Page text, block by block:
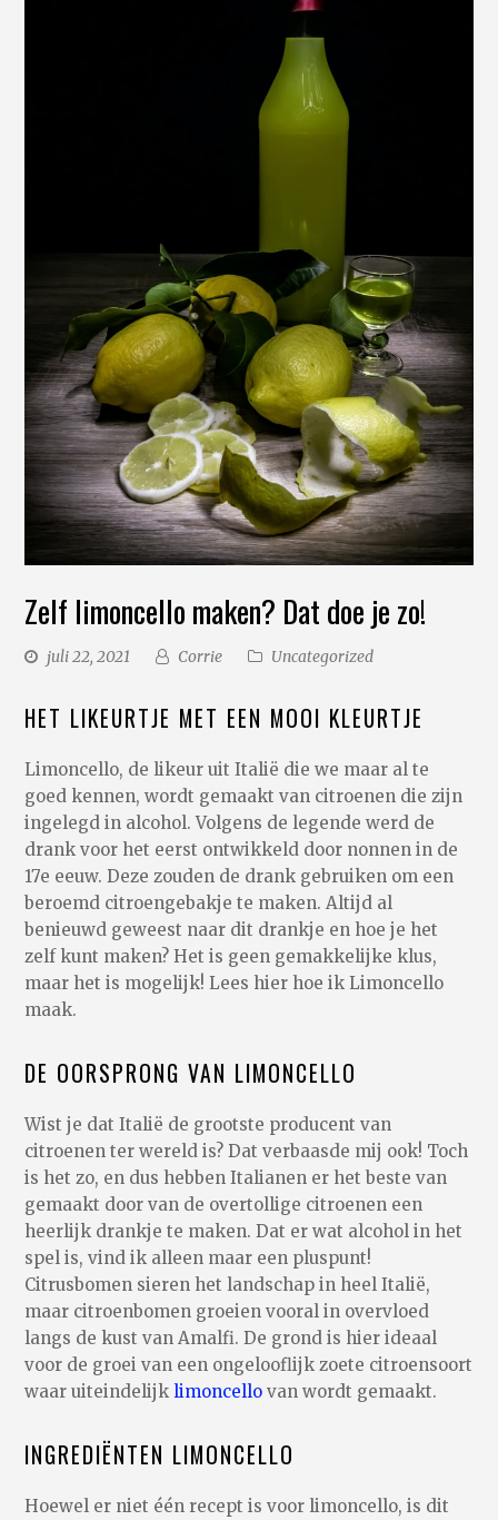
Zelf limoncello maken? Dat doe je zo!
juli 22, 2021 Corrie Uncategorized
HET LIKEURTJE MET EEN MOOI KLEURTJE
Limoncello, de likeur uit Italië die we maar al te
goed kennen, wordt gemaakt van citroenen die zijn
ingelegd in alcohol. Volgens de legende werd de
drank voor het eerst ontwikkeld door nonnen in de
17e eeuw. Deze zouden de drank gebruiken om een
beroemd citroengebakje te maken. Altijd al
benieuwd geweest naar dit drankje en hoe je het
zelf kunt maken? Het is geen gemakkelijke klus,
maar het is mogelijk! Lees hier hoe ik Limoncello
maak.
DE OORSPRONG VAN LIMONCELLO
Wist je dat Italië de grootste producent van
citroenen ter wereld is? Dat verbaasde mij ook! Toch
is het zo, en dus hebben Italianen er het beste van
gemaakt door van de overtollige citroenen een
heerlijk drankje te maken. Dat er wat alcohol in het
spel is, vind ik alleen maar een pluspunt!
Citrusbomen sieren het landschap in heel Italië,
maar citroenbomen groeien vooral in overvloed
langs de kust van Amalfi. De grond is hier ideaal
voor de groei van een ongelooflijk zoete citroensoort
waar uiteindelijklimoncello van wordt gemaakt.
INGREDIËNTEN LIMONCELLO
Hoewel er niet één recept is voor limoncello, is dit